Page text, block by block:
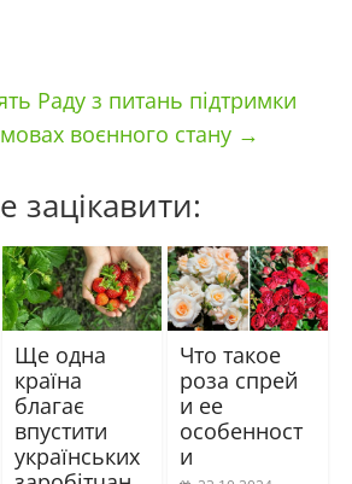
Раду з питань підтримки
воєнного стану →
зацікавити:
Ще одна
країна
благає
впустити
українських
Что такое
роза спрей
и ее
особенност
и